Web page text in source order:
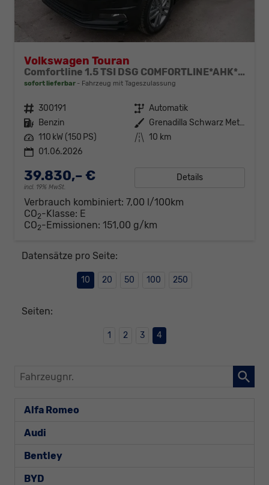
Volkswagen Touran
Comfortline 1.5 TSI DSG COMFORTLINE*AHK*NAVI*ACC*PDC*LED*SHZ*KAMERA*7-SITZER*17-ZOLL
sofort lieferbar Fahrzeug mit Tageszulassung
Fahrzeugnr. 300191 Getriebe Automatik
Kraftstoff Benzin Außenfarbe
Grenadilla Schwarz Metallic
Leistung 110 kW (150 PS) Kilometerstand 10 km
01.06.2026
39.830,– €
incl. 19% MwSt.
Details
Verbrauch kombiniert: 7,00 l/100km
CO2-Klasse: E
CO2-Emissionen: 151,00 g/km
Datensätze pro Seite:
10 20 50 100 250
Seiten:
1 2 3 4
Fahrzeugnr.
Alfa Romeo
Audi
Bentley
BYD